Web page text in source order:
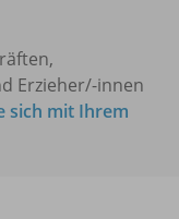
Erzieher/-innen
sich mit Ihrem